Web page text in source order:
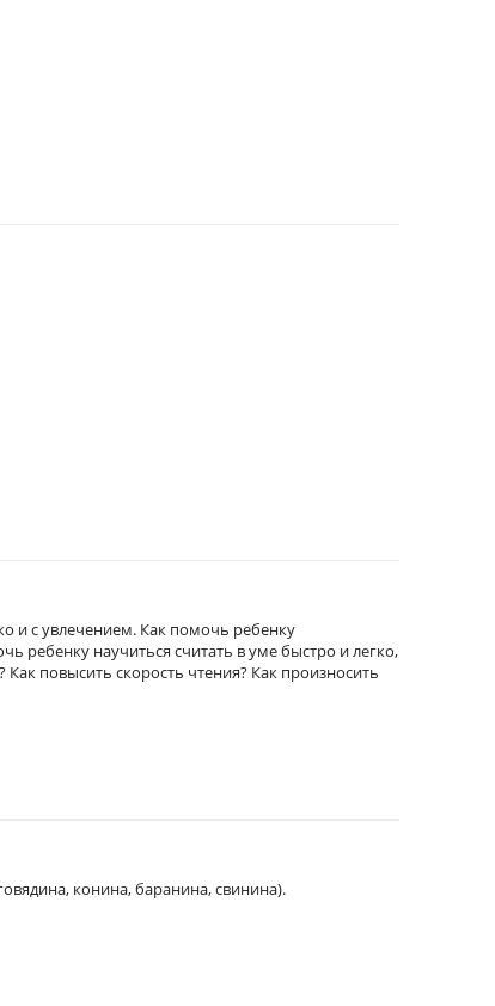
и с увлечением. Как помочь ребенку
ребенку научиться считать в уме быстро и легко,
повысить скорость чтения? Как произносить
конина, баранина, свинина).